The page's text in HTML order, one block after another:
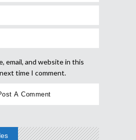
email, and website in this
time I comment.